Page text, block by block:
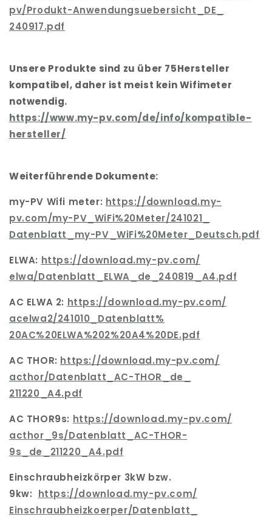
pv/Produkt-Anwendungsuebersicht_DE_
240917.pdf
Unsere Produkte sind zu über 75Hersteller
kompatibel, daher ist meist kein Wifimeter
notwendig.
https://www.my-pv.com/de/info/kompatible-
hersteller/
Weiterführende Dokumente:
my-PV Wifi meter: https://download.my-
pv.com/my-PV_WiFi%20Meter/241021_
Datenblatt_my-PV_WiFi%20Meter_ Deutsch.pdf
ELWA: https://download.my-pv.com/
elwa/Datenblatt_ELWA_de_ 240819_A4.pdf
AC ELWA 2: https://download.my-pv.com/
acelwa2/241010_Datenblatt%
20AC%20ELWA%202%20A4%20DE.pdf
AC THOR: https://download.my-pv.com/
acthor/Datenblatt_AC-THOR_de_
211220_A4.pdf
AC THOR9s: https://download.my-pv.com/
acthor_9s/Datenblatt_AC-THOR-
9s_de_211220_A4.pdf
Einschraubheizkörper 3kW bzw.
9kw: https://download.my-pv.com/
Einschraubheizkoerper/Datenblatt_